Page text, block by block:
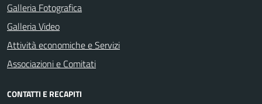
Galleria Fotografica
Galleria Video
Attività economiche e Servizi
Associazioni e Comitati
CONTATTI E RECAPITI